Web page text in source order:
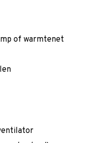
of warmtenet